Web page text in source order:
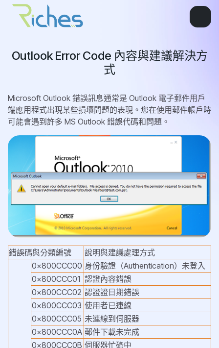
Outlook Error Code 內容與建議解決方
式
Microsoft Outlook 錯誤訊息通常是 Outlook 電子郵件用戶
端應用程式出現某些損壞問題的表現。您在使用郵件帳戶時
可能會遇到許多 MS Outlook 錯誤代碼和問題。
錯誤碼與分類編號 說明與建議處理方式
0x800CCC00 身份驗證（Authentication）未登入
0x800CCC01 認證內容錯誤
0x800CCC02 認證證日期錯誤
0x800CCC03 使用者已連線
0x800CCC05 未連線到伺服器
0x800CCC0A 郵件下載未完成
0x800CCC0B 伺服器忙碌中